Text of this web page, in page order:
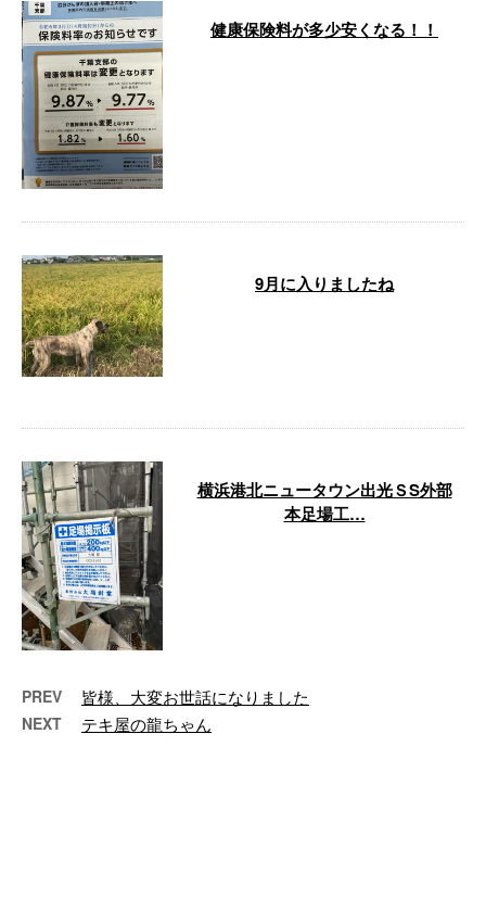
健康保険料が多少安くなる！！
9月に入りましたね
横浜港北ニュータウン出光ＳS外部
本足場工…
PREV 皆様、大変お世話になりました
NEXT テキ屋の龍ちゃん